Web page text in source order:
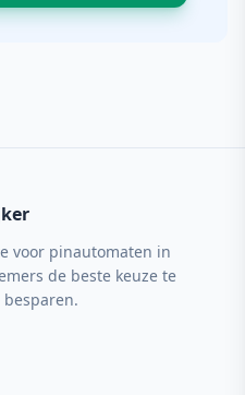
voor pinautomaten in
de beste keuze te